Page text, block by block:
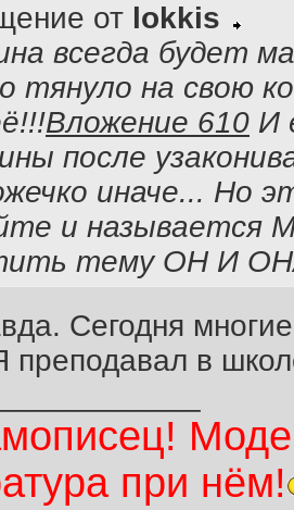
от lokkis
всегда будет
тянуло на свою
Вложение 610 И
после
иначе... Но
и называется
тему ОН И
Сегодня
преподавал в
при нём!